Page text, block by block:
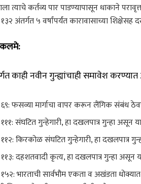
त्याचे कर्तव्य पार पाडण्यापासून धाकाने
अंतर्गत ५ वर्षांपर्यंत कारावासाच्या शिक्षेसह
कलमे:
काही नवीन गुन्ह्यांचाही समावेश
फसव्या मार्गाचा वापर करून लैंगिक संबंध
संघटित गुन्हेगारी, हा दखलपात्र गुन्हा असून
किरकोळ संघटित गुन्हेगारी, हा दखलपात्र
दहशतवादी कृत्य, हा दखलपात्र गुन्हा असून
भारताची सार्वभौम एकता व अखंडता